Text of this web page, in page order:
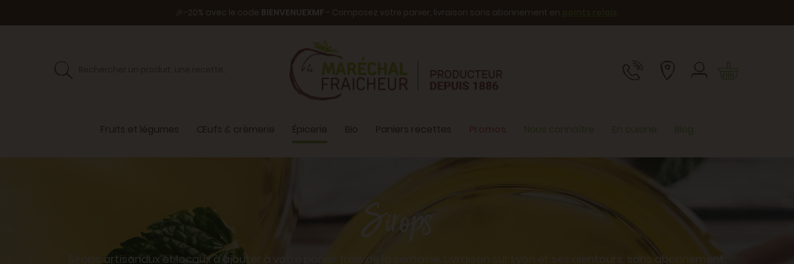
🎉-20% avec le code BIENVENUEXMF - Composez votre panier, livraison sans abonnement en .
Fruits et légumes Œufs & crèmerie Épicerie Bio Paniers recettes Nous connaître En cuisine Blog
Sirops
Sirops artisanaux et locaux à ajouter à votre panier frais de la semaine. Livraison sur Lyon et ses alentours, sans abonnement.